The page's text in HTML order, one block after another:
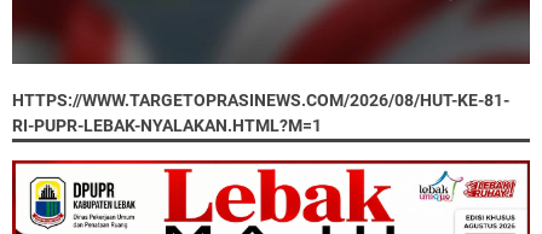
HTTPS://WWW.TARGETOPRASINEWS.COM/2026/08/HUT-KE-81-
RI-PUPR-LEBAK-NYALAKAN.HTML?M=1